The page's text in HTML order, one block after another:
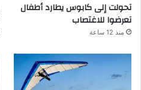
تحولت إلى كابوس يطارد أطفال
تعرضوا للاغتصاب
منذ 12 ساعة